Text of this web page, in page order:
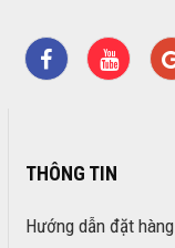
THÔNG TIN
Hướng dẫn đặt hàng